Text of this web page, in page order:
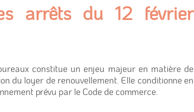
arrêts du 12 février
constitue un enjeu majeur en matière de
du loyer de renouvellement. Elle conditionne en
prévu par le Code de commerce.